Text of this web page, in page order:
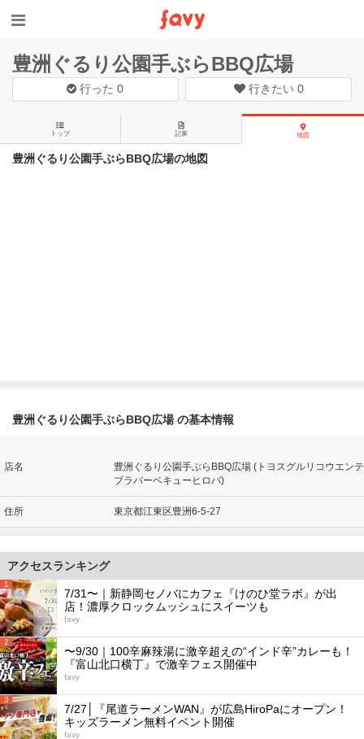
豊洲ぐるり公園手ぶらBBQ広場
行った0 行きたい 0
トップ 記事 地図
豊洲ぐるり公園手ぶらBBQ広場の地図
豊洲ぐるり公園手ぶらBBQ広場 の基本情報
店名
豊洲ぐるり公園手ぶらBBQ広場 (トヨスグルリコウエンテ
ブラバーベキューヒロバ)
住所 東京都江東区豊洲6-5-27
アクセスランキング
1
7/31〜｜新静岡セノバにカフェ『けのひ堂ラボ』が出
店！濃厚クロックムッシュにスイーツも
favy
2
〜9/30｜100辛麻辣湯に激辛超えの“インド辛”カレーも！
『富山北口横丁』で激辛フェス開催中
favy
3
7/27│『尾道ラーメンWAN』が広島HiroPaにオープン！
キッズラーメン無料イベント開催
favy